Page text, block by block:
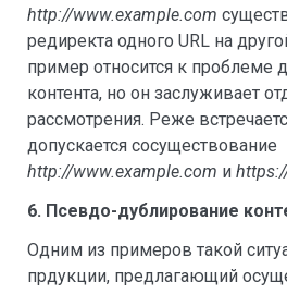
http://www.example.com
редиректа одного URL на
пример относится к проблеме
контента, но он заслуживает
рассмотрения. Реже
допускается сосуществование
http://www.example.com и
6. Псевдо-дублирование
Одним из примеров такой
прдукции, предлагающий